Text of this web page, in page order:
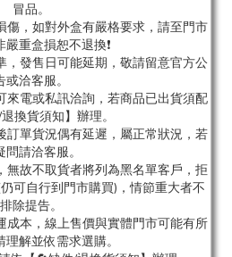
冒品。
傷，如對外盒有嚴格要求，請至門市
嚴重盒損恕不退換❗
，發售日可能延期，敬請留意官方公
或洽客服。
來電或私訊洽詢，若商品已出貨須配
換貨須知】辦理。
訂單貨況偶有延遲，屬正常狀況，若
問請洽客服。
無故不取貨者將列為黑名單客戶，拒
可自行到門市購買)，情節重大者不
排除提告。
成本，線上售價與實體門市可能有所
理解並依需求選購。